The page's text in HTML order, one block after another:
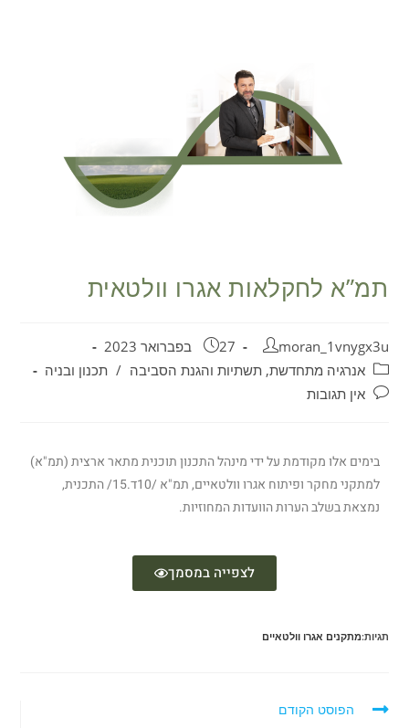
תמ”א לחקלאות אגרו וולטאית
moran_1vnygx3u
27 בפברואר 2023
אנרגיה מתחדשת, תשתיות והגנת הסביבה / תכנון ובניה
אין תגובות
בימים אלו מקודמת על ידי מינהל התכנון תוכנית מתאר ארצית (תמ"א)
למתקני מחקר ופיתוח אגרו וולטאיים, תמ"א /10ד.15/ התכנית,
נמצאת בשלב הערות הוועדות המחוזיות.
לצפייה במסמך
תגיות:מתקנים אגרו וולטאיים
הפוסט הקודם